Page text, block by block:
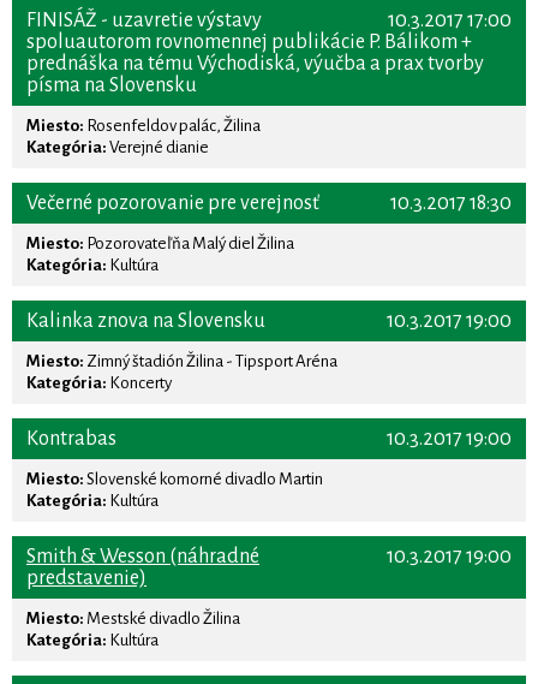
10.3.2017 17:00
FINISÁŽ - uzavretie výstavy
spoluautorom rovnomennej publikácie P. Bálikom +
prednáška na tému Východiská, výučba a prax tvorby
písma na Slovensku
Miesto: Rosenfeldov palác, Žilina
Kategória: Verejné dianie
10.3.2017 18:30
Večerné pozorovanie pre verejnosť
Miesto: Pozorovateľňa Malý diel Žilina
Kategória: Kultúra
10.3.2017 19:00
Kalinka znova na Slovensku
Miesto: Zimný štadión Žilina - Tipsport Aréna
Kategória: Koncerty
10.3.2017 19:00
Kontrabas
Miesto: Slovenské komorné divadlo Martin
Kategória: Kultúra
10.3.2017 19:00
Smith & Wesson (náhradné
predstavenie)
Miesto: Mestské divadlo Žilina
Kategória: Kultúra